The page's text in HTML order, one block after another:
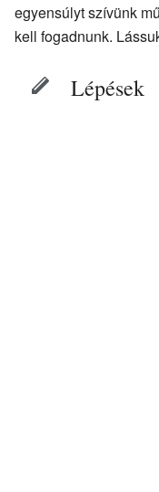
egyensúlyt szívünk
kell fogadnunk.
Lépések